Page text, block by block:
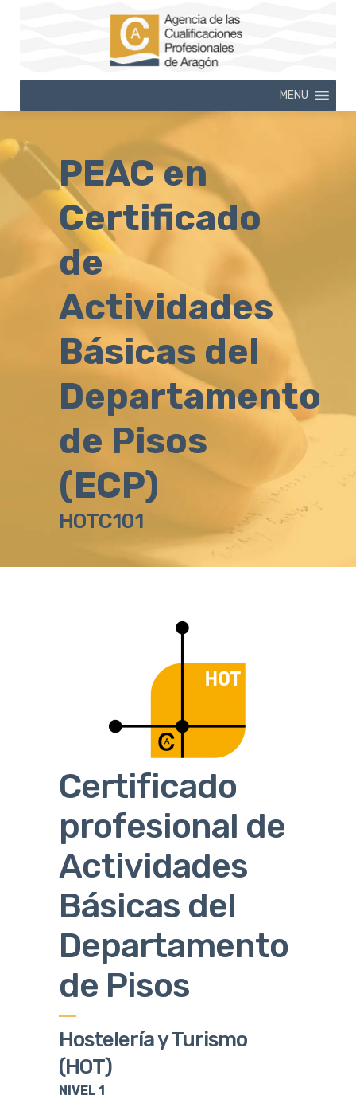
MENU
PEAC en
Certificado
de
Actividades
Básicas del
Departamento
de Pisos
(ECP)
HOTC101
Certificado
profesional de
Actividades
Básicas del
Departamento
de Pisos
Hostelería y Turismo
(HOT)
NIVEL 1